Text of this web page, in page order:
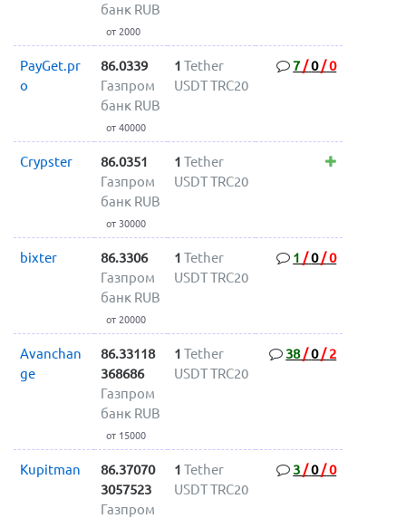
банк RUB
от 2000
PayGet.pr
o
86.0339
Газпром
банк RUB
от 40000
1 Tether
USDT TRC20
7/0/0
Crypster
86.0351
Газпром
банк RUB
от 30000
1 Tether
USDT TRC20
bixter
86.3306
Газпром
банк RUB
от 20000
1 Tether
USDT TRC20
1 /0/0
Avanchan
ge
86.33118
368686
Газпром
банк RUB
от 15000
1 Tether
USDT TRC20
38/0/ 2
Kupitman
86.37070
3057523
Газпром
1 Tether
USDT TRC20
3 /0/0